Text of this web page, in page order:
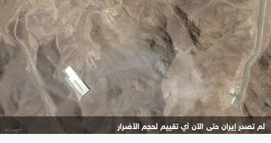
لم تصدر إيران حتى الآن أي تقييم لحجم الأضرار